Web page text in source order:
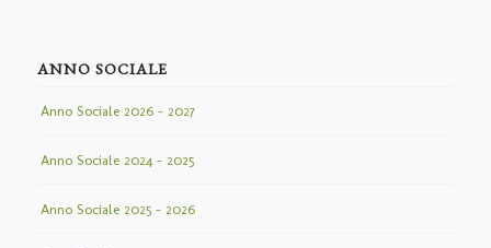
ANNO SOCIALE
Anno Sociale 2026 – 2027
Anno Sociale 2024 – 2025
Anno Sociale 2025 – 2026